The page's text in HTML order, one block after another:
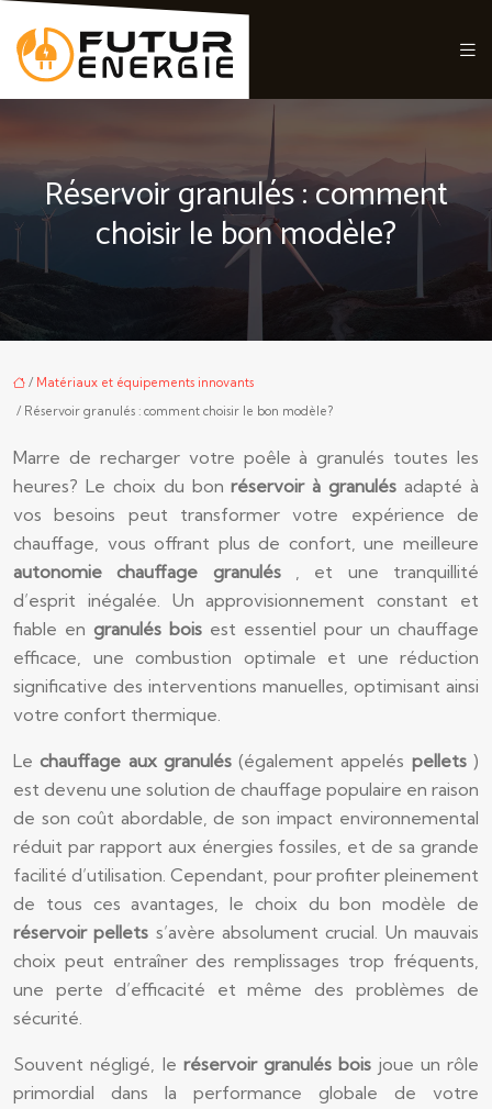
Réservoir granulés : comment
choisir le bon modèle?
/ Matériaux et équipements innovants
/ Réservoir granulés : comment choisir le bon modèle?
Marre de recharger votre poêle à granulés toutes les
heures? Le choix du bonréservoir à granulésadapté à
vos besoins peut transformer votre expérience de
chauffage, vous offrant plus de confort, une meilleure
autonomie chauffage granulés , et une tranquillité
d’esprit inégalée. Un approvisionnement constant et
fiable en granulés bois est essentiel pour un chauffage
efficace, une combustion optimale et une réduction
significative des interventions manuelles, optimisant ainsi
votre confort thermique.
Lechauffage aux granulés(également appelés pellets)
est devenu une solution de chauffage populaire en raison
de son coût abordable, de son impact environnemental
réduit par rapport aux énergies fossiles, et de sa grande
facilité d’utilisation. Cependant, pour profiter pleinement
de tous ces avantages, le choix du bon modèle de
réservoir pellets s’avère absolument crucial. Un mauvais
choix peut entraîner des remplissages trop fréquents,
une perte d’efficacité et même des problèmes de
sécurité.
Souvent négligé, le réservoir granulés bois joue un rôle
primordial dans la performance globale de votre